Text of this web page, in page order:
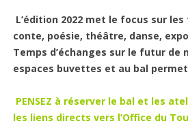
L’édition 2022 met le focus sur
conte, poésie, théâtre, danse,
Temps d’échanges sur le futur
espaces buvettes et au bal
PENSEZ à réserver le bal et les
les liens directs vers l’Office du